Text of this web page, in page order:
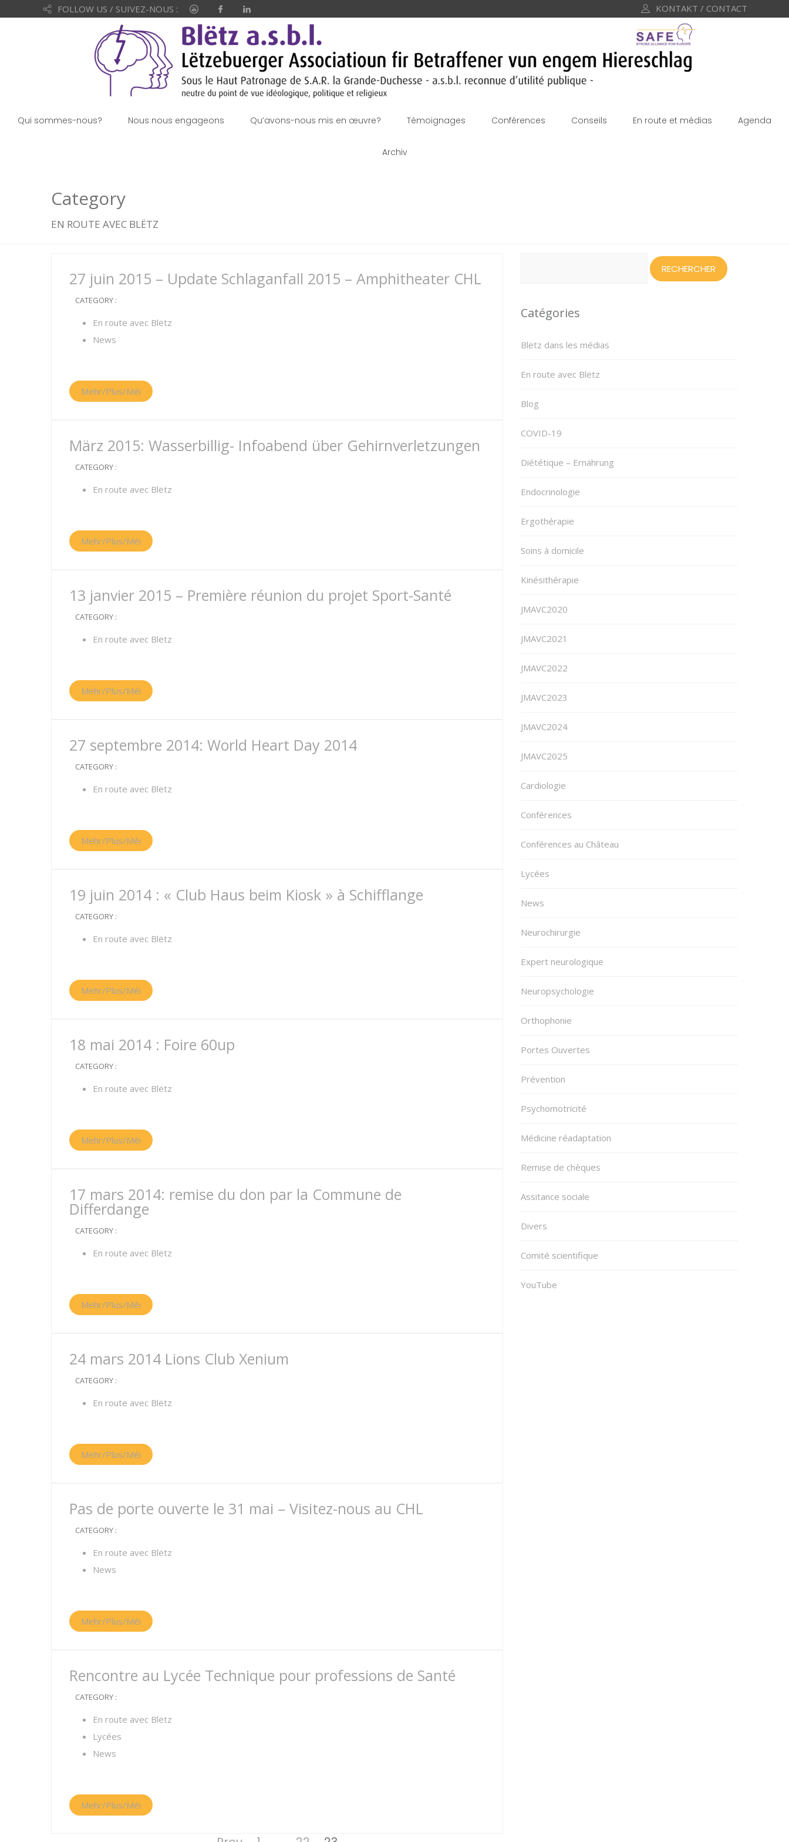
FOLLOW US / SUIVEZ-NOUS : KONTAKT / CONTACT
Qui sommes-nous? Nous nous engageons Qu’avons-nous mis en œuvre? Témoignages Conférences Conseils En route et médias Agenda
Archiv
Category
EN ROUTE AVEC BLËTZ
27 juin 2015 – Update Schlaganfall 2015 – Amphitheater CHL
CATEGORY :
En route avec Blëtz
News
Mehr/Plus/Méi
März 2015: Wasserbillig- Infoabend über Gehirnverletzungen
CATEGORY :
En route avec Blëtz
Mehr/Plus/Méi
13 janvier 2015 – Première réunion du projet Sport-Santé
CATEGORY :
En route avec Blëtz
Mehr/Plus/Méi
27 septembre 2014: World Heart Day 2014
CATEGORY :
En route avec Blëtz
Mehr/Plus/Méi
19 juin 2014 : « Club Haus beim Kiosk » à Schifflange
CATEGORY :
En route avec Blëtz
Mehr/Plus/Méi
18 mai 2014 : Foire 60up
CATEGORY :
En route avec Blëtz
Mehr/Plus/Méi
17 mars 2014: remise du don par la Commune de
Differdange
CATEGORY :
En route avec Blëtz
Mehr/Plus/Méi
24 mars 2014 Lions Club Xenium
CATEGORY :
En route avec Blëtz
Mehr/Plus/Méi
Pas de porte ouverte le 31 mai – Visitez-nous au CHL
CATEGORY :
En route avec Blëtz
News
Mehr/Plus/Méi
Rencontre au Lycée Technique pour professions de Santé
CATEGORY :
En route avec Blëtz
Lycées
News
Mehr/Plus/Méi
Catégories
Blëtz dans les médias
En route avec Blëtz
Blog
COVID-19
Diététique – Ernährung
Endocrinologie
Ergothérapie
Soins à domicile
Kinésithérapie
JMAVC2020
JMAVC2021
JMAVC2022
JMAVC2023
JMAVC2024
JMAVC2025
Cardiologie
Conférences
Conférences au Château
Lycées
News
Neurochirurgie
Expert neurologique
Neuropsychologie
Orthophonie
Portes Ouvertes
Prévention
Psychomotricité
Médicine réadaptation
Remise de chèques
Assitance sociale
Divers
Comité scientifique
YouTube